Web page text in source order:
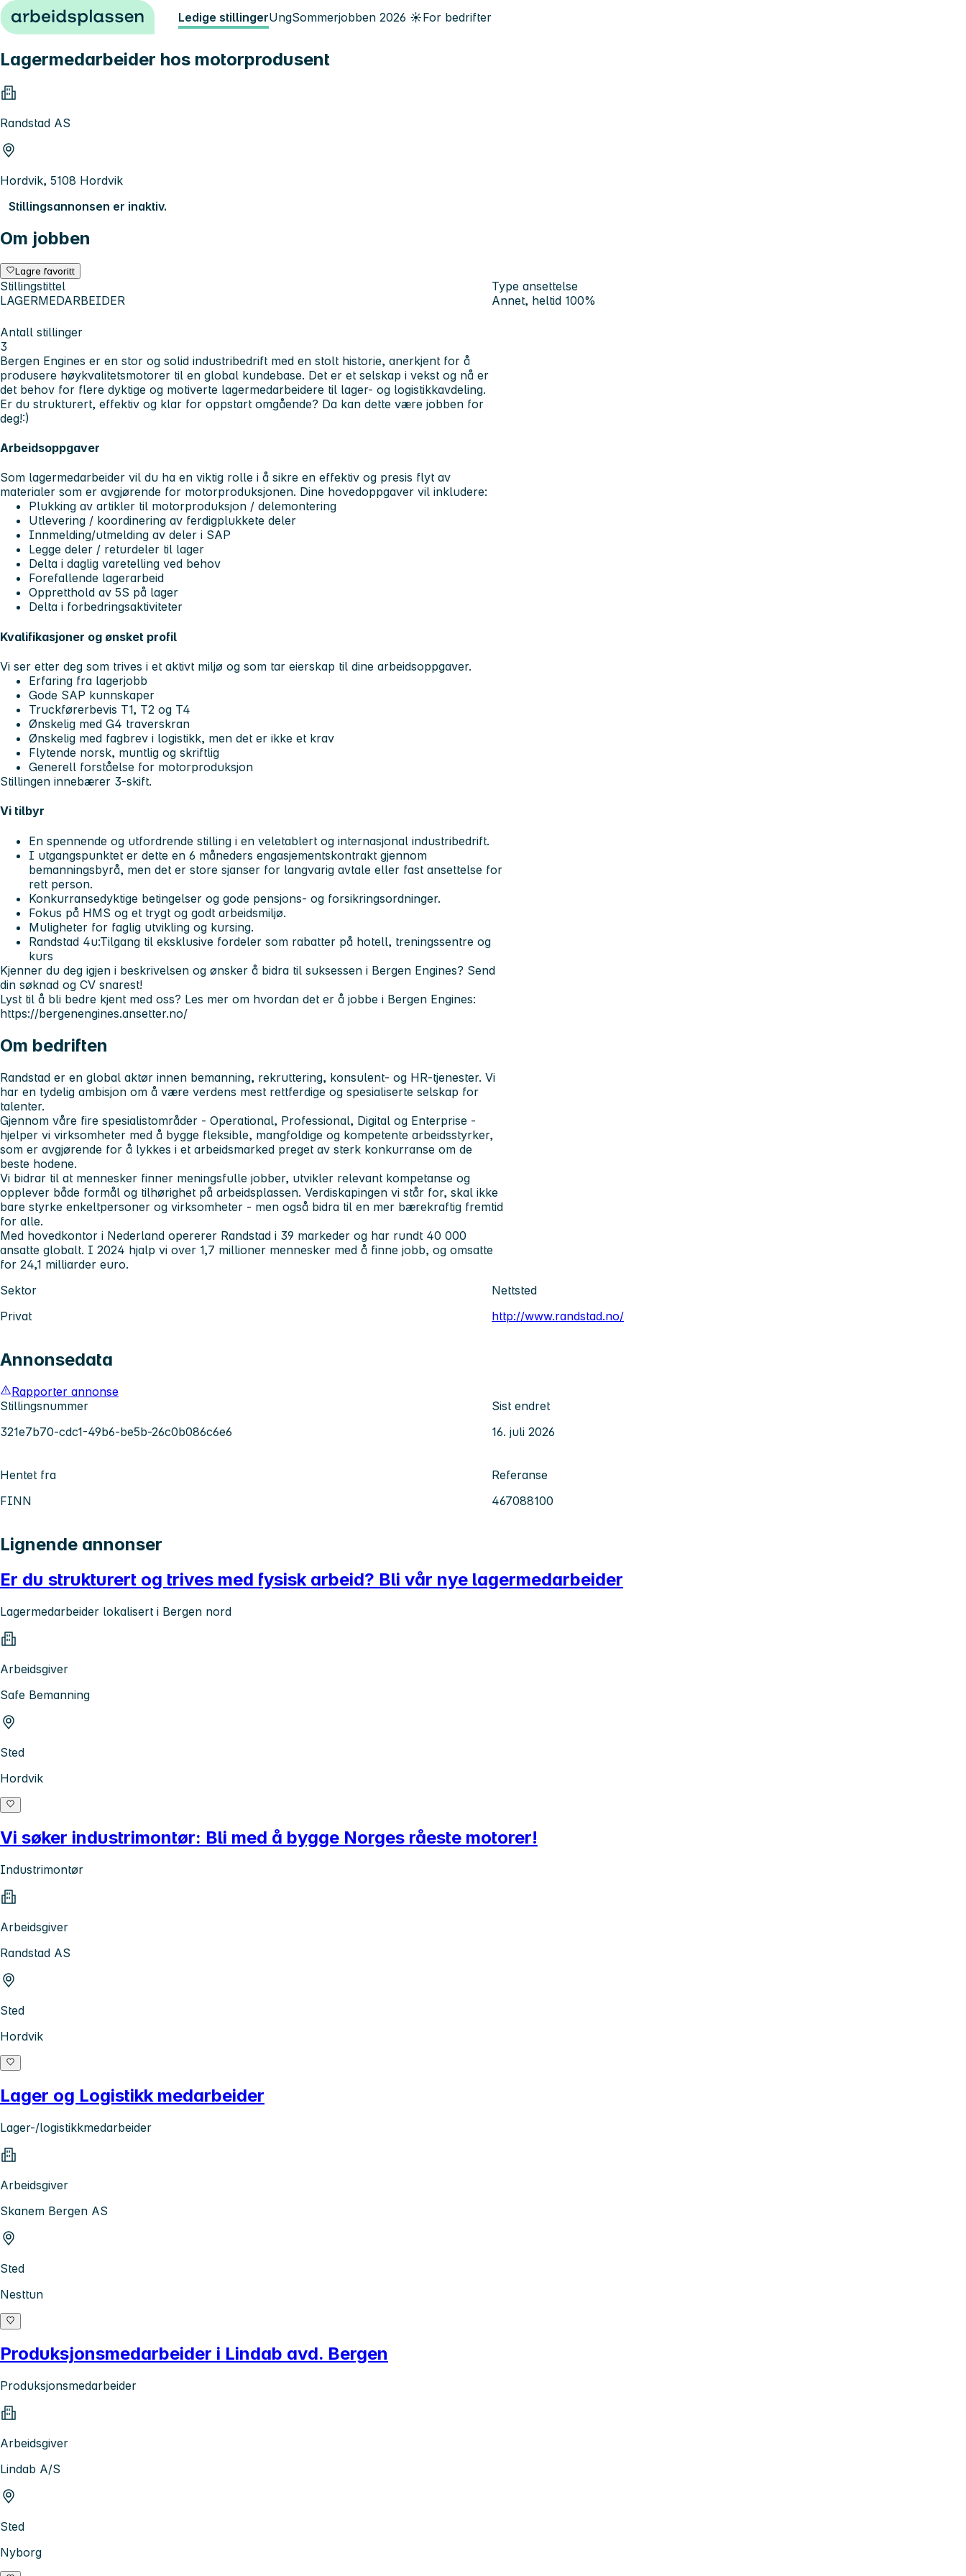
Hopp til innhold Ledige stillingerUngSommerjobben 2026 ☀️For bedrifter
Lagermedarbeider hos motorprodusent
Randstad AS
Hordvik, 5108 Hordvik
Stillingsannonsen er inaktiv.
Om jobben
Lagre favoritt
Stillingstittel
LAGERMEDARBEIDER
Type ansettelse
Annet, heltid 100%
Antall stillinger
3
Bergen Engines er en stor og solid industribedrift med en stolt historie, anerkjent for å
produsere høykvalitetsmotorer til en global kundebase. Det er et selskap i vekst og nå er
det behov for flere dyktige og motiverte lagermedarbeidere til lager- og logistikkavdeling.
Er du strukturert, effektiv og klar for oppstart omgående? Da kan dette være jobben for
deg!:)
Arbeidsoppgaver
Som lagermedarbeider vil du ha en viktig rolle i å sikre en effektiv og presis flyt av
materialer som er avgjørende for motorproduksjonen. Dine hovedoppgaver vil inkludere:
Plukking av artikler til motorproduksjon / delemontering
Utlevering / koordinering av ferdigplukkete deler
Innmelding/utmelding av deler i SAP
Legge deler / returdeler til lager
Delta i daglig varetelling ved behov
Forefallende lagerarbeid
Oppretthold av 5S på lager
Delta i forbedringsaktiviteter
Kvalifikasjoner og ønsket profil
Vi ser etter deg som trives i et aktivt miljø og som tar eierskap til dine arbeidsoppgaver.
Erfaring fra lagerjobb
Gode SAP kunnskaper
Truckførerbevis T1, T2 og T4
Ønskelig med G4 traverskran
Ønskelig med fagbrev i logistikk, men det er ikke et krav
Flytende norsk, muntlig og skriftlig
Generell forståelse for motorproduksjon
Stillingen innebærer 3-skift.
Vi tilbyr
En spennende og utfordrende stilling i en veletablert og internasjonal industribedrift.
I utgangspunktet er dette en 6 måneders engasjementskontrakt gjennom
bemanningsbyrå, men det er store sjanser for langvarig avtale eller fast ansettelse for
rett person.
Konkurransedyktige betingelser og gode pensjons- og forsikringsordninger.
Fokus på HMS og et trygt og godt arbeidsmiljø.
Muligheter for faglig utvikling og kursing.
Randstad 4u:Tilgang til eksklusive fordeler som rabatter på hotell, treningssentre og
kurs
Kjenner du deg igjen i beskrivelsen og ønsker å bidra til suksessen i Bergen Engines? Send
din søknad og CV snarest!
Lyst til å bli bedre kjent med oss? Les mer om hvordan det er å jobbe i Bergen Engines:
https://bergenengines.ansetter.no/
Om bedriften
Randstad er en global aktør innen bemanning, rekruttering, konsulent- og HR-tjenester. Vi
har en tydelig ambisjon om å være verdens mest rettferdige og spesialiserte selskap for
talenter.
Gjennom våre fire spesialistområder - Operational, Professional, Digital og Enterprise -
hjelper vi virksomheter med å bygge fleksible, mangfoldige og kompetente arbeidsstyrker,
som er avgjørende for å lykkes i et arbeidsmarked preget av sterk konkurranse om de
beste hodene.
Vi bidrar til at mennesker finner meningsfulle jobber, utvikler relevant kompetanse og
opplever både formål og tilhørighet på arbeidsplassen. Verdiskapingen vi står for, skal ikke
bare styrke enkeltpersoner og virksomheter - men også bidra til en mer bærekraftig fremtid
for alle.
Med hovedkontor i Nederland opererer Randstad i 39 markeder og har rundt 40 000
ansatte globalt. I 2024 hjalp vi over 1,7 millioner mennesker med å finne jobb, og omsatte
for 24,1 milliarder euro.
Sektor
Privat
Nettsted
http://www.randstad.no/
Annonsedata
Rapporter annonse
Stillingsnummer
321e7b70-cdc1-49b6-be5b-26c0b086c6e6
Sist endret
16. juli 2026
Hentet fra
FINN
Referanse
467088100
Lignende annonser
Er du strukturert og trives med fysisk arbeid? Bli vår nye lagermedarbeider
Lagermedarbeider lokalisert i Bergen nord
Arbeidsgiver
Safe Bemanning
Sted
Hordvik
Vi søker industrimontør: Bli med å bygge Norges råeste motorer!
Industrimontør
Arbeidsgiver
Randstad AS
Sted
Hordvik
Lager og Logistikk medarbeider
Lager-/logistikkmedarbeider
Arbeidsgiver
Skanem Bergen AS
Sted
Nesttun
Produksjonsmedarbeider i Lindab avd. Bergen
Produksjonsmedarbeider
Arbeidsgiver
Lindab A/S
Sted
Nyborg